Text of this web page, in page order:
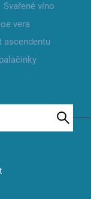
Svařené víno
vera
ascendentu